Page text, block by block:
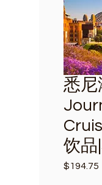
悉尼
饮品
$194.75